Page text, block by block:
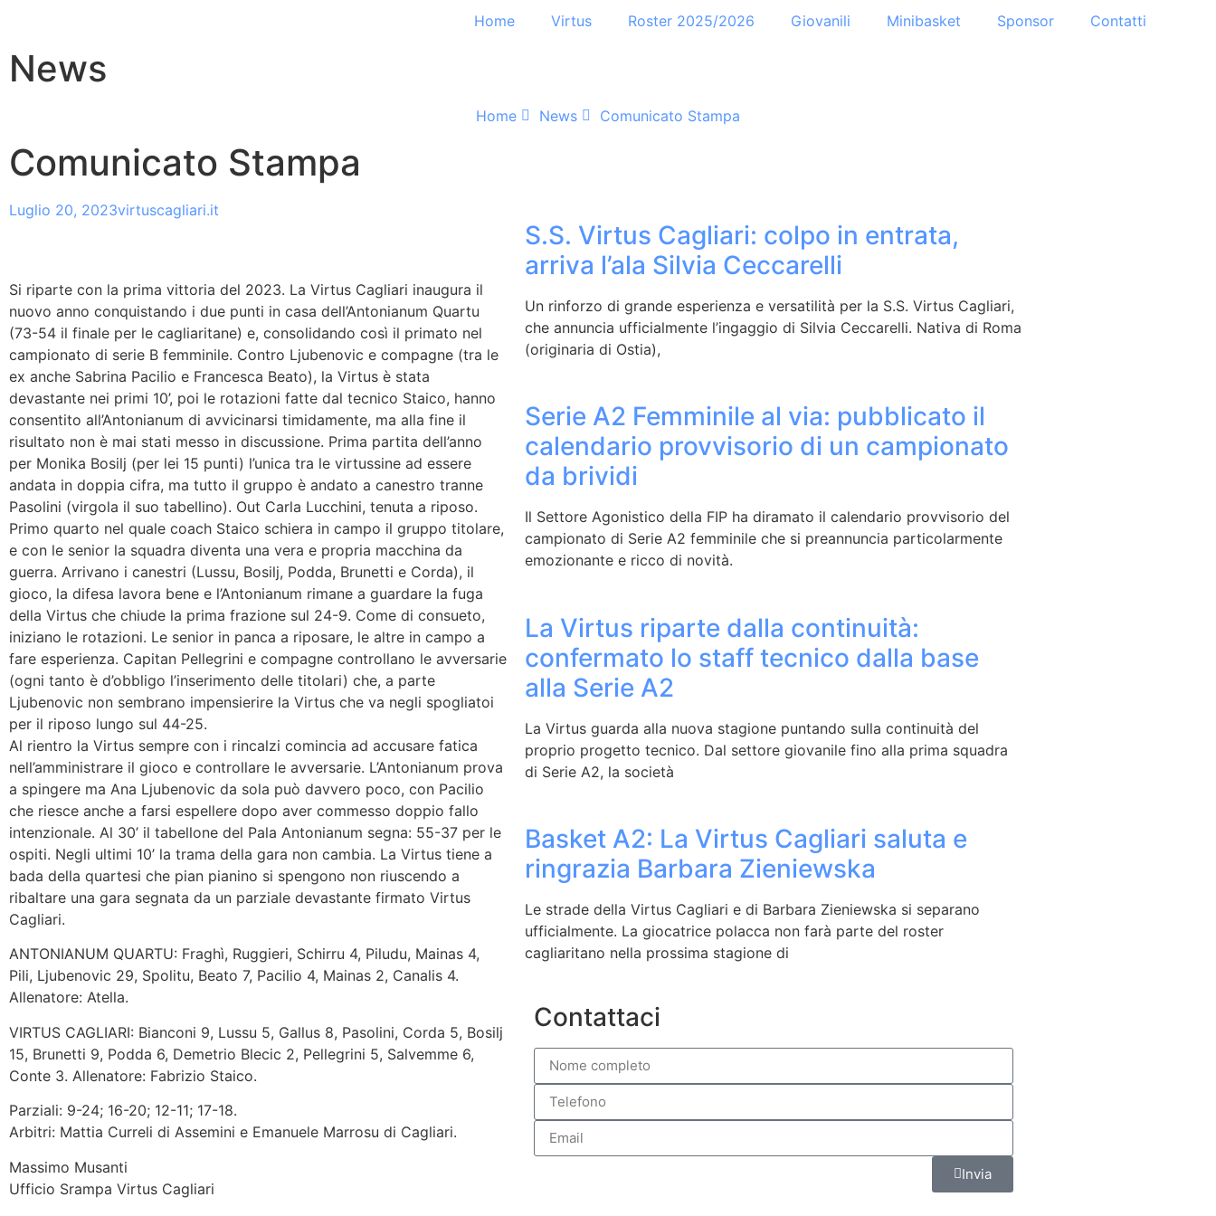
Home Virtus Roster 2025/2026 Giovanili Minibasket Sponsor Contatti
News
Home News Comunicato Stampa
Comunicato Stampa
Luglio 20, 2023virtuscagliari.it
Si riparte con la prima vittoria del 2023. La Virtus Cagliari inaugura il
nuovo anno conquistando i due punti in casa dell’Antonianum Quartu
(73-54 il finale per le cagliaritane) e, consolidando così il primato nel
campionato di serie B femminile. Contro Ljubenovic e compagne (tra le
ex anche Sabrina Pacilio e Francesca Beato), la Virtus è stata
devastante nei primi 10’, poi le rotazioni fatte dal tecnico Staico, hanno
consentito all’Antonianum di avvicinarsi timidamente, ma alla fine il
risultato non è mai stati messo in discussione. Prima partita dell’anno
per Monika Bosilj (per lei 15 punti) l’unica tra le virtussine ad essere
andata in doppia cifra, ma tutto il gruppo è andato a canestro tranne
Pasolini (virgola il suo tabellino). Out Carla Lucchini, tenuta a riposo.
Primo quarto nel quale coach Staico schiera in campo il gruppo titolare,
e con le senior la squadra diventa una vera e propria macchina da
guerra. Arrivano i canestri (Lussu, Bosilj, Podda, Brunetti e Corda), il
gioco, la difesa lavora bene e l’Antonianum rimane a guardare la fuga
della Virtus che chiude la prima frazione sul 24-9. Come di consueto,
iniziano le rotazioni. Le senior in panca a riposare, le altre in campo a
fare esperienza. Capitan Pellegrini e compagne controllano le avversarie
(ogni tanto è d’obbligo l’inserimento delle titolari) che, a parte
Ljubenovic non sembrano impensierire la Virtus che va negli spogliatoi
per il riposo lungo sul 44-25.
Al rientro la Virtus sempre con i rincalzi comincia ad accusare fatica
nell’amministrare il gioco e controllare le avversarie. L’Antonianum prova
a spingere ma Ana Ljubenovic da sola può davvero poco, con Pacilio
che riesce anche a farsi espellere dopo aver commesso doppio fallo
intenzionale. Al 30’ il tabellone del Pala Antonianum segna: 55-37 per le
ospiti. Negli ultimi 10’ la trama della gara non cambia. La Virtus tiene a
bada della quartesi che pian pianino si spengono non riuscendo a
ribaltare una gara segnata da un parziale devastante firmato Virtus
Cagliari.
ANTONIANUM QUARTU: Fraghì, Ruggieri, Schirru 4, Piludu, Mainas 4,
Pili, Ljubenovic 29, Spolitu, Beato 7, Pacilio 4, Mainas 2, Canalis 4.
Allenatore: Atella.
VIRTUS CAGLIARI: Bianconi 9, Lussu 5, Gallus 8, Pasolini, Corda 5, Bosilj
15, Brunetti 9, Podda 6, Demetrio Blecic 2, Pellegrini 5, Salvemme 6,
Conte 3. Allenatore: Fabrizio Staico.
Parziali: 9-24; 16-20; 12-11; 17-18.
Arbitri: Mattia Curreli di Assemini e Emanuele Marrosu di Cagliari.
Massimo Musanti
Ufficio Srampa Virtus Cagliari
S.S. Virtus Cagliari: colpo in entrata,
arriva l’ala Silvia Ceccarelli
Un rinforzo di grande esperienza e versatilità per la S.S. Virtus Cagliari,
che annuncia ufficialmente l’ingaggio di Silvia Ceccarelli. Nativa di Roma
(originaria di Ostia),
Serie A2 Femminile al via: pubblicato il
calendario provvisorio di un campionato
da brividi
Il Settore Agonistico della FIP ha diramato il calendario provvisorio del
campionato di Serie A2 femminile che si preannuncia particolarmente
emozionante e ricco di novità.
La Virtus riparte dalla continuità:
confermato lo staff tecnico dalla base
alla Serie A2
La Virtus guarda alla nuova stagione puntando sulla continuità del
proprio progetto tecnico. Dal settore giovanile fino alla prima squadra
di Serie A2, la società
Basket A2: La Virtus Cagliari saluta e
ringrazia Barbara Zieniewska
Le strade della Virtus Cagliari e di Barbara Zieniewska si separano
ufficialmente. La giocatrice polacca non farà parte del roster
cagliaritano nella prossima stagione di
Contattaci
Invia